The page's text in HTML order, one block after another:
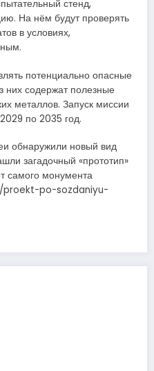
стенд,
На нём будут проверять
в условиях,
потенциально опасные
них содержат полезные
металлов. Запуск миссии
по 2035 год.
обнаружили новый вид
загадочный «прототип»
самого монумента
proekt-po-sozdaniyu-